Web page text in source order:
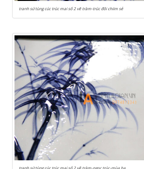
tranh sứ tùng cúc trúc mai số 2 vẽ tràm-trúc đôi chiim sẻ
tranh sứ tùng cúc trúc mai số 2 vẽ tràm-ngọc trúc-mùa hạ